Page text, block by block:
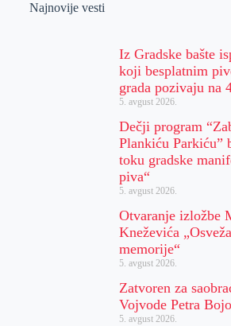
Najnovije vesti
Iz Gradske bašte
koji besplatnim
grada pozivaju na
5. avgust 2026.
Dečji program
Plankiću Parkiću”
toku gradske
piva“
5. avgust 2026.
Otvaranje izložbe
Kneževića
memorije“
5. avgust 2026.
Zatvoren za
Vojvode Petra
5. avgust 2026.